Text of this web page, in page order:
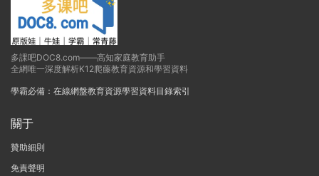
多課吧DOC8.com——高知家庭教育助手
全網唯一深度解析K12爬藤教育資源和學習資料
學霸必備：在線網盤教育資源學習資料目錄索引
關于
贊助細則
免責聲明